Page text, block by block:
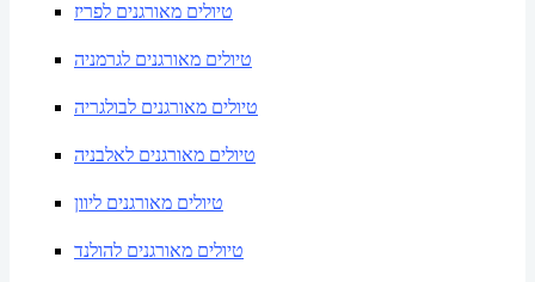
טיולים מאורגנים לפריז
טיולים מאורגנים לגרמניה
טיולים מאורגנים לבולגריה
טיולים מאורגנים לאלבניה
טיולים מאורגנים ליוון
טיולים מאורגנים להולנד